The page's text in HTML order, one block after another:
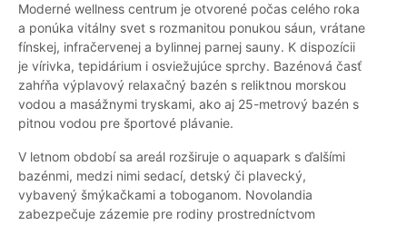
Moderné wellness centrum je otvorené počas celého roka
a ponúka vitálny svet s rozmanitou ponukou sáun, vrátane
fínskej, infračervenej a bylinnej parnej sauny. K dispozícii
je vírivka, tepidárium i osviežujúce sprchy. Bazénová časť
zahŕňa výplavový relaxačný bazén s reliktnou morskou
vodou a masážnymi tryskami, ako aj 25-metrový bazén s
pitnou vodou pre športové plávanie.
V letnom období sa areál rozširuje o aquapark s ďalšími
bazénmi, medzi nimi sedací, detský či plavecký,
vybavený šmýkačkami a toboganom. Novolandia
zabezpečuje zázemie pre rodiny prostredníctvom